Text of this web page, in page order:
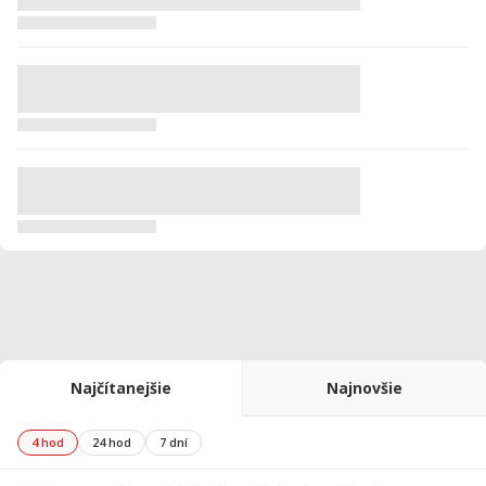
Najčítanejšie Najnovšie
4 hod 24 hod 7 dní